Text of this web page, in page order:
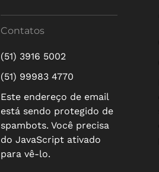
Contatos
(51) 3916 5002
(51) 99983 4770
Este endereço de email
está sendo protegido de
spambots. Você precisa
do JavaScript ativado
para vê-lo.